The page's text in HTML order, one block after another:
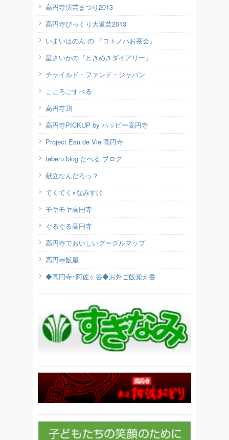
高円寺演芸まつり2013
高円寺びっくり大道芸2013
いまいはのん の 『コトノハお茶会』
星さいかの『ときめきダイアリー』
チャイルド・ファンド・ジャパン
こころごすぺる
高円寺鶏
高円寺PICKUP by ハッピー高円寺
Project Eau de Vie 高円寺
taberu.blog たべる.ブログ
献立なんだろっ？
てくてく×なみすけ
モヤモヤ高円寺
ぐるぐる高円寺
高円寺でおいしいグーグルマップ
高円寺飯屋
◆高円寺･阿佐ヶ谷◆お外ご飯覚え書